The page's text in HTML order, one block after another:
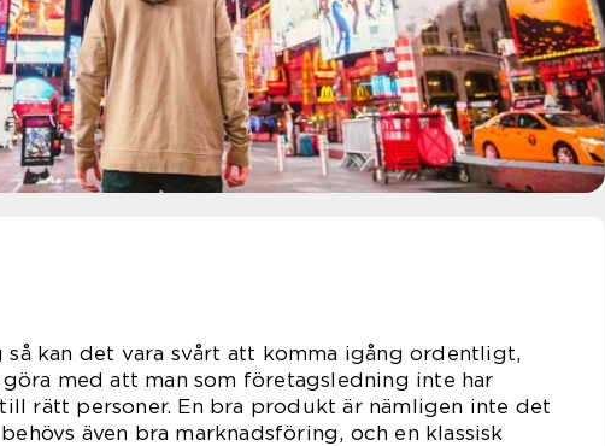
kan det vara svårt att komma igång ordentligt,
med att man som företagsledning inte har
rätt personer. En bra produkt är nämligen inte det
även bra marknadsföring, och en klassisk